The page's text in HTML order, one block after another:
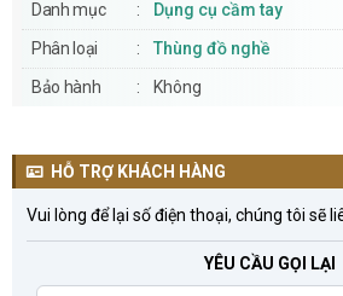
Danh mục
Dụng cụ cầm tay
Phân loại
Thùng đồ nghề
Bảo hành
Không
HỖ TRỢ KHÁCH HÀNG
Vui lòng để lại số điện thoại, chúng tôi sẽ
YÊU CẦU GỌI LẠI